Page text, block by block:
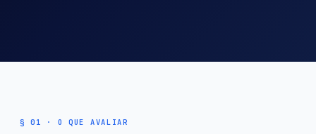
§ 01 · O QUE AVALIAR